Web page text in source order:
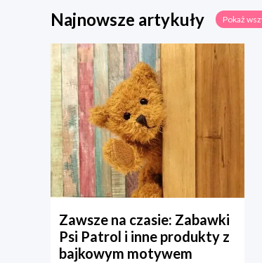
Najnowsze artykuły Pokaż
Zawsze na czasie: Zabawki
Psi Patrol i inne produkty z
bajkowym motywem